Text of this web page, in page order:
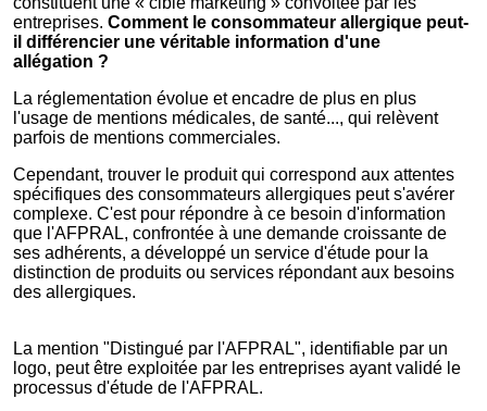
entreprises. Comment le consommateur allergique peut-
il différencier une véritable information d'une
allégation ?
La réglementation évolue et encadre de plus en plus
l'usage de mentions médicales, de santé..., qui relèvent
parfois de mentions commerciales.
Cependant, trouver le produit qui correspond aux attentes
spécifiques des consommateurs allergiques peut s'avérer
complexe. C'est pour répondre à ce besoin d'information
que l'AFPRAL, confrontée à une demande croissante de
ses adhérents, a développé un service d'étude pour la
distinction de produits ou services répondant aux besoins
des allergiques.
La mention "Distingué par l'AFPRAL", identifiable par un
logo, peut être exploitée par les entreprises ayant validé le
processus d'étude de l'AFPRAL.